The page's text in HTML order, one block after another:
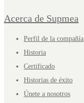
Acerca de Supmea
Perfil de la compañía
Historia
Certificado
Historias de éxito
Únete a nosotros